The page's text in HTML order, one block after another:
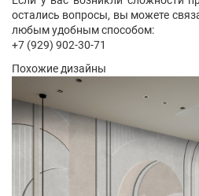
остались вопросы, вы можете
любым удобным способом:
+7 (929) 902-30-71
Похожие дизайны